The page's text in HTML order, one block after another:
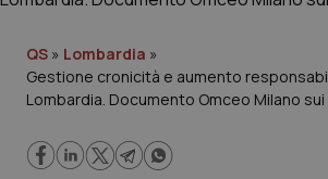
Governo e Parlamento
Regioni e Asl
QS » Lombardia »
Gestione cronicità e aumento
Lombardia. Documento Omceo Milano